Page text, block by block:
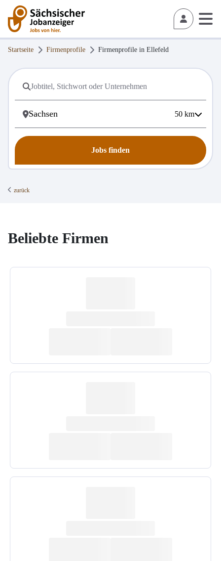
Startseite Firmenprofile Firmenprofile in Ellefeld
50 km
Jobs finden
zurück
Beliebte Firmen